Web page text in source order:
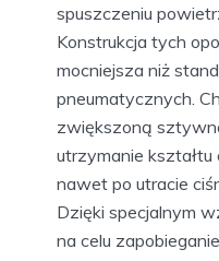
spuszczeniu
Konstrukcja tych
mocniejsza niż
pneumatycznych.
zwiększoną
utrzymanie
nawet po utracie
Dzięki specjalnym
na celu